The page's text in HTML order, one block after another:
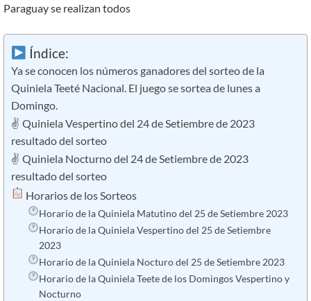
Paraguay se realizan todos
Índice:
Ya se conocen los números ganadores del sorteo de la
Quiniela Teeté Nacional. El juego se sortea de lunes a
Domingo.
✌ Quiniela Vespertino del 24 de Setiembre de 2023
resultado del sorteo
✌ Quiniela Nocturno del 24 de Setiembre de 2023
resultado del sorteo
​ Horarios de los Sorteos
Horario de la Quiniela Matutino del 25 de Setiembre 2023
Horario de la Quiniela Vespertino del 25 de Setiembre
2023
Horario de la Quiniela Nocturo del 25 de Setiembre 2023
Horario de la Quiniela Teete de los Domingos Vespertino y
Nocturno